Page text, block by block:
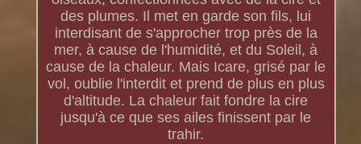
des plumes. Il met en garde son fils, lui
interdisant de s'approcher trop près de la
mer, à cause de l'humidité, et du Soleil, à
cause de la chaleur. Mais Icare, grisé par le
vol, oublie l'interdit et prend de plus en plus
d'altitude. La chaleur fait fondre la cire
jusqu'à ce que ses ailes finissent par le
trahir.